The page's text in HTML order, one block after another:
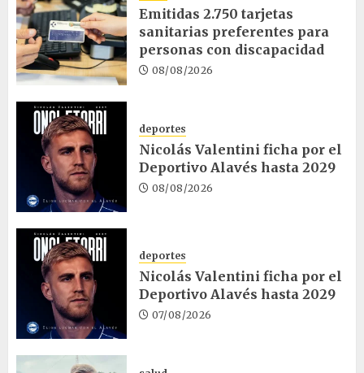
Emitidas 2.750 tarjetas
sanitarias preferentes para
personas con discapacidad
08/08/2026
deportes
Nicolás Valentini ficha por el
Deportivo Alavés hasta 2029
08/08/2026
deportes
Nicolás Valentini ficha por el
Deportivo Alavés hasta 2029
07/08/2026